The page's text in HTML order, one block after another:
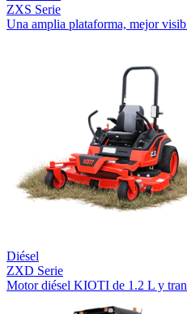
ZXS Serie
Una amplia plataforma, mejor
Diésel
ZXD Serie
Motor diésel KIOTI de 1.2 L y